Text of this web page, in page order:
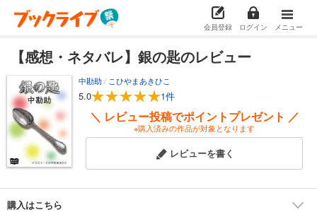
会員登録 ログイン メニュー
【感想・ネタバレ】銀の匙のレビュー
中勘助 / こひやまあきひこ
5.0 1件
＼ レビュー投稿でポイントプレゼント ／
※購入済みの作品が対象となります
レビューを書く
購入はこちら